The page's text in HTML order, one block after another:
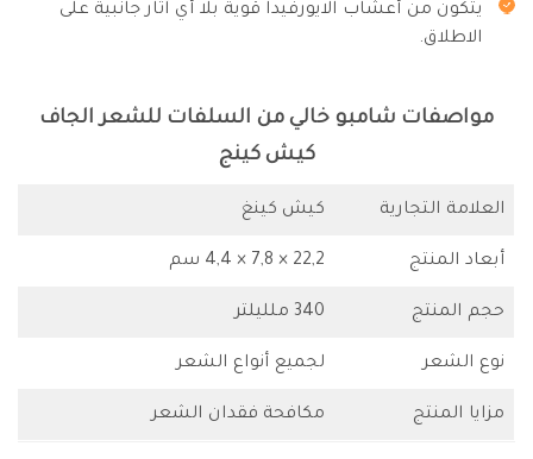
يتكون من أعشاب الايورفيدا قوية بلا أي آثار جانبية على
الاطلاق.
مواصفات شامبو خالي من السلفات للشعر الجاف
كيش كينج
العلامة التجارية كيش كينغ
أبعاد المنتج 22,2 × 7,8 × 4,4 سم
حجم المنتج 340 ملليلتر
نوع الشعر لجميع أنواع الشعر
مزايا المنتج مكافحة فقدان الشعر